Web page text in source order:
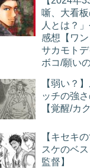
噺、大看
人とは？
感想【ワ
サカモト
ボコ/願い
【弱い？
ッチの強
【覚醒/カク
【キセキ
スケのベ
監督】